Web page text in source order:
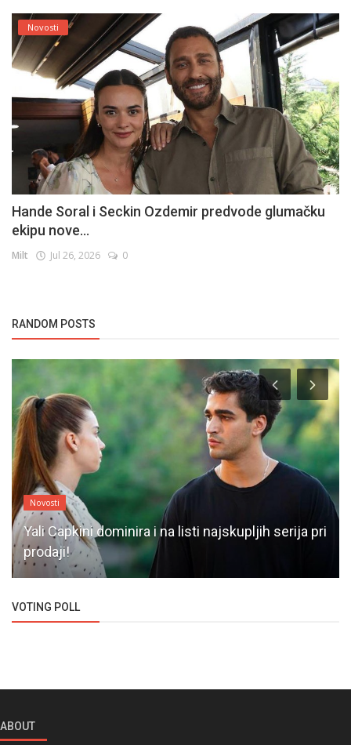
Novosti
Hande Soral i Seckin Ozdemir predvode glumačku
ekipu nove...
Milt Jul 26, 2026 0
RANDOM POSTS
Novosti
Yali Capkini dominira i na listi najskupljih serija pri
prodaji!
VOTING POLL
ABOUT